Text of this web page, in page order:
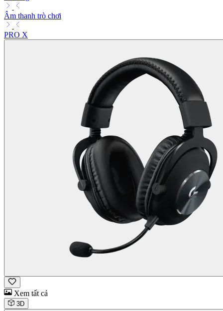
Âm thanh trò chơi
PRO X
Xem tất cả
3D